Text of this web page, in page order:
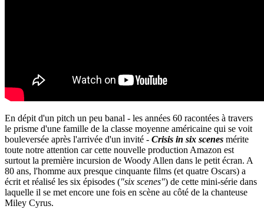
En dépit d'un pitch un peu banal - les années 60 racontées à travers
le prisme d'une famille de la classe moyenne américaine qui se voit
bouleversée après l'arrivée d'un invité - Crisis in six scenes mérite
toute notre attention car cette nouvelle production Amazon est
surtout la première incursion de Woody Allen dans le petit écran. A
80 ans, l'homme aux presque cinquante films (et quatre Oscars) a
écrit et réalisé les six épisodes ("six scenes") de cette mini-série dans
laquelle il se met encore une fois en scène au côté de la chanteuse
Miley Cyrus.